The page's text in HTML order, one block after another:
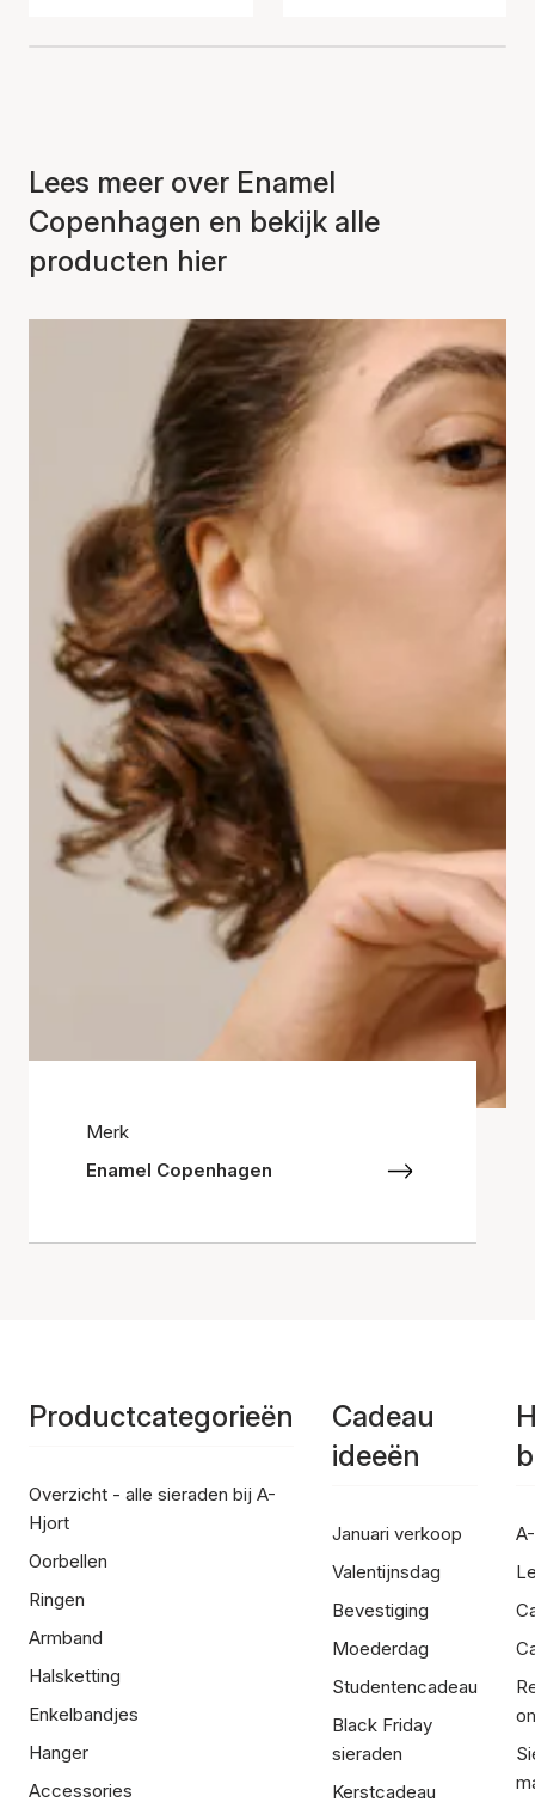
Lees meer over Enamel
Copenhagen en bekijk alle
producten hier
Merk
Enamel Copenhagen
Productcategorieën
Overzicht - alle sieraden bij A-
Hjort
Oorbellen
Ringen
Armband
Halsketting
Enkelbandjes
Hanger
Accessories
Cadeau
ideeën
Januari verkoop
Valentijnsdag
Bevestiging
Moederdag
Studentencadeau
Black Friday
sieraden
Kerstcadeau